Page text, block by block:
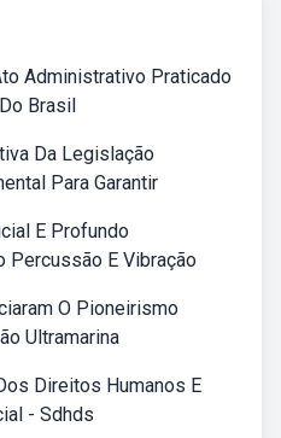
Administrativo Praticado
Brasil
Da Legislação
Para Garantir
E Profundo
Percussão E Vibração
O Pioneirismo
Ultramarina
Direitos Humanos E
- Sdhds